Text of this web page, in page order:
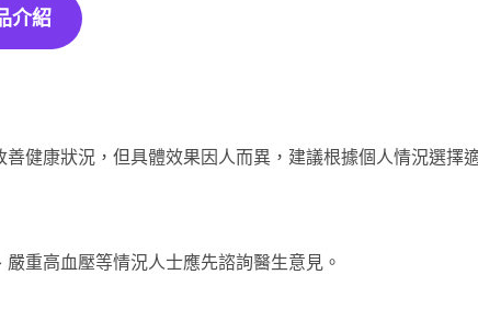
介紹
健康狀況，但具體效果因人而異，建議根據個人情況選擇
重高血壓等情況人士應先諮詢醫生意見。